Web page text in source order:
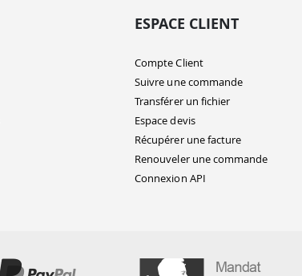
ESPACE CLIENT
Compte Client
Suivre une commande
Transférer un fichier
Espace devis
Récupérer une facture
Renouveler une commande
Connexion API